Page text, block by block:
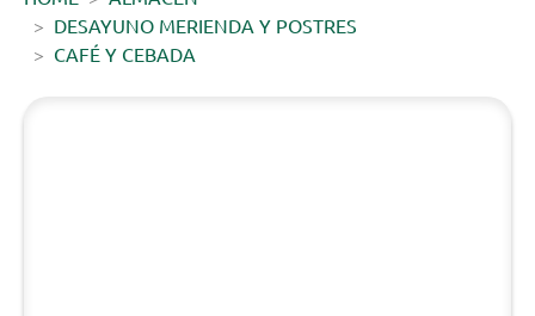
DESAYUNO MERIENDA Y POSTRES
CAFÉ Y CEBADA